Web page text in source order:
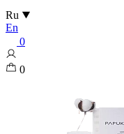
Ru
En
0
0